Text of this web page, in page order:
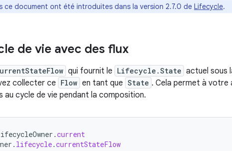
ce document ont été introduites dans la version 2.7.0 de Lifecycle.
de vie avec des flux
qui fournit le Lifecycle.State actuel sous
collecter ce Flow en tant que State . Cela permet à votre
cycle de vie pendant la composition.
.current
. lifecycle.currentStateFlow